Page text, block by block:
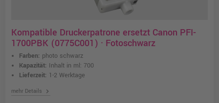
Kompatible Druckerpatrone ersetzt Canon PFI-
1700PBK (0775C001) · Fotoschwarz
Farben: photo schwarz
Kapazität: Inhalt in ml: 700
Lieferzeit: 1-2 Werktage
mehr Details chevron_right